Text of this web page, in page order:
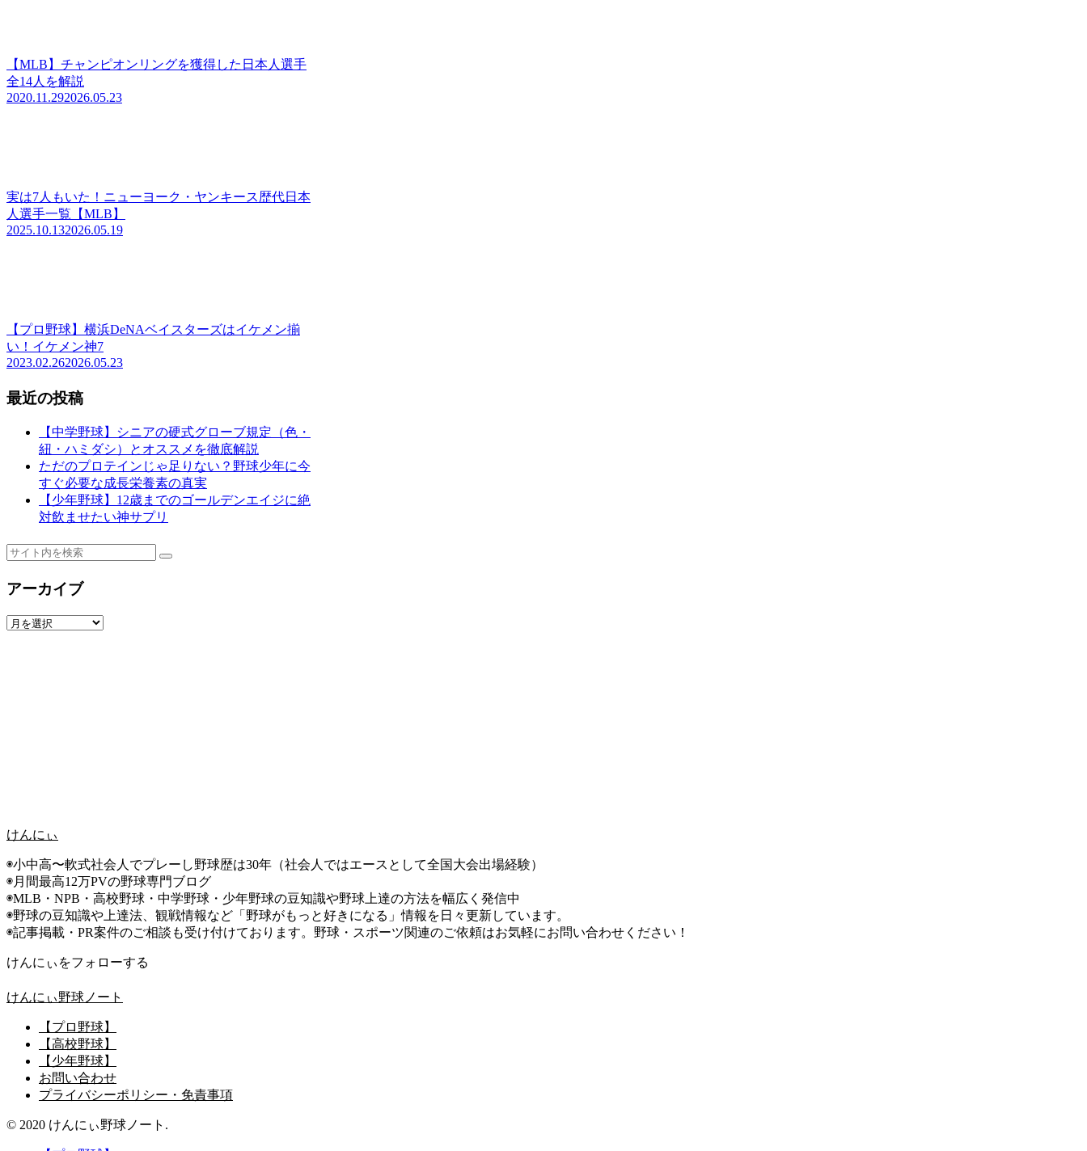
【MLB】チャンピオンリングを獲得した日本人選手
全14人を解説
2020.11.292026.05.23
実は7人もいた！ニューヨーク・ヤンキース歴代日本
人選手一覧【MLB】
2025.10.132026.05.19
【プロ野球】横浜DeNAベイスターズはイケメン揃
い！イケメン神7
2023.02.262026.05.23
最近の投稿
【中学野球】シニアの硬式グローブ規定（色・
紐・ハミダシ）とオススメを徹底解説
ただのプロテインじゃ足りない？野球少年に今
すぐ必要な成長栄養素の真実
【少年野球】12歳までのゴールデンエイジに絶
対飲ませたい神サプリ
アーカイブ
ア
けんにぃ
◉小中高〜軟式社会人でプレーし野球歴は30年（社会人ではエースとして全国大会出場経験）
◉月間最高12万PVの野球専門ブログ
◉MLB・NPB・高校野球・中学野球・少年野球の豆知識や野球上達の方法を幅広く発信中
◉野球の豆知識や上達法、観戦情報など「野球がもっと好きになる」情報を日々更新しています。
◉記事掲載・PR案件のご相談も受け付けております。野球・スポーツ関連のご依頼はお気軽にお問い合わせください！
けんにぃをフォローする
けんにぃ野球ノート
【プロ野球】
【高校野球】
【少年野球】
お問い合わせ
プライバシーポリシー・免責事項
© 2020 けんにぃ野球ノート.